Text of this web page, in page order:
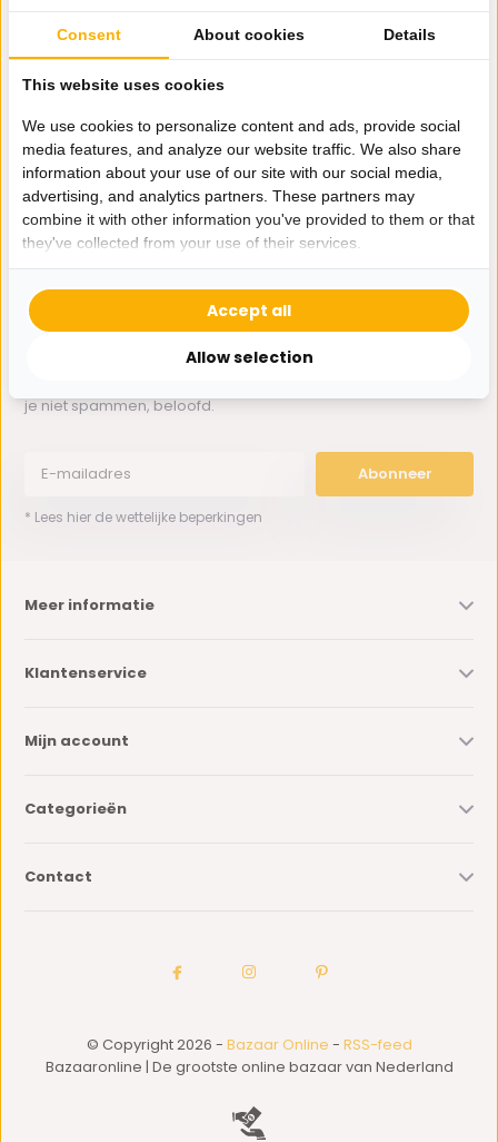
Hulp nodig?
Wij zitten voor je klaar.
Whatsapp ons
0162-231130
klantenservice@bazaaronline.nl
je niet spammen, beloofd.
Abonneer
* Lees hier de wettelijke beperkingen
Meer informatie
Klantenservice
Mijn account
Categorieën
Contact
© Copyright 2026 - Bazaar Online - RSS-feed
Bazaaronline | De grootste online bazaar van Nederland
Consent About cookies Details
This website uses cookies
We use cookies to personalize content and ads, provide social
media features, and analyze our website traffic. We also share
information about your use of our site with our social media,
advertising, and analytics partners. These partners may
combine it with other information you've provided to them or that
they've collected from your use of their services.
Allow selection
Accept all